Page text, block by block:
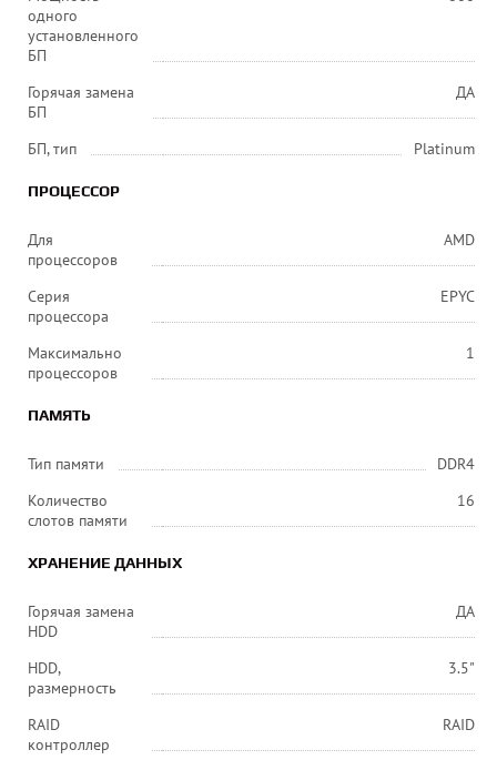
одного
установленного
БП
Горячая замена
БП
ДА
БП, тип Platinum
ПРОЦЕССОР
Для
процессоров
AMD
Серия
процессора
EPYC
Максимально
процессоров
1
ПАМЯТЬ
Тип памяти
DDR4
Количество
слотов памяти
16
ХРАНЕНИЕ ДАННЫХ
Горячая замена
HDD
ДА
HDD,
размерность
3.5"
RAID
контроллер
RAID